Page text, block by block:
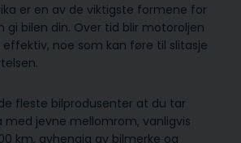
er en av de viktigste formene for
gi bilen din. Over tid blir motoroljen
noe som kan føre til slitasje
fleste bilprodusenter at du tar
med jevne mellomrom, vanligvis
km, avhengig av bilmerke og